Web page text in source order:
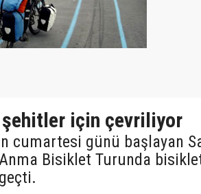
için çevriliyor
cumartesi günü başlayan
Bisiklet Turunda